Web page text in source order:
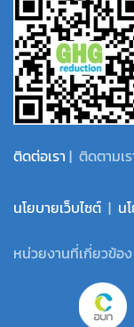
ติดต่อเรา | ติดตามเร
นโยบายเว็บไซต์ | น
หน่วยงานที่เกี่ยวข้อง